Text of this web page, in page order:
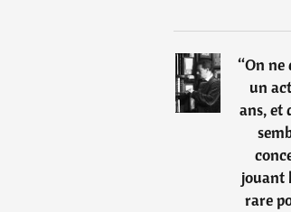
“On ne
un
ans, et
jouant
rare